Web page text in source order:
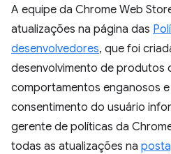
A equipe da Chrome Web
atualizações na página das
desenvolvedores, que foi
desenvolvimento de produtos
comportamentos enganosos
consentimento do usuário
gerente de políticas da
todas as atualizações na